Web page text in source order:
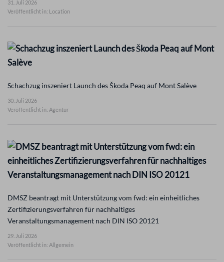
31. Juli 2026
Veröffentlicht in: Location
Schachzug inszeniert Launch des Škoda Peaq auf Mont Salève
30. Juli 2026
Veröffentlicht in: Agentur
DMSZ beantragt mit Unterstützung vom fwd: ein einheitliches
Zertifizierungsverfahren für nachhaltiges
Veranstaltungsmanagement nach DIN ISO 20121
29. Juli 2026
Veröffentlicht in: Allgemein